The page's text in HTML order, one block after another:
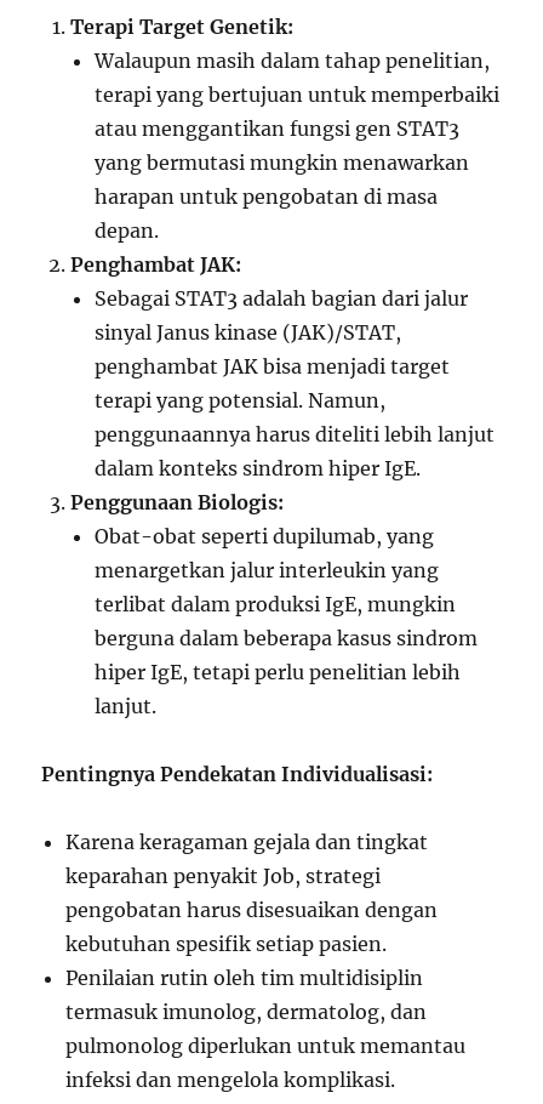
Terapi Target Genetik:
Walaupun masih dalam tahap penelitian,
terapi yang bertujuan untuk memperbaiki
atau menggantikan fungsi gen STAT3
yang bermutasi mungkin menawarkan
harapan untuk pengobatan di masa
depan.
Penghambat JAK:
Sebagai STAT3 adalah bagian dari jalur
sinyal Janus kinase (JAK)/STAT,
penghambat JAK bisa menjadi target
terapi yang potensial. Namun,
penggunaannya harus diteliti lebih lanjut
dalam konteks sindrom hiper IgE.
Penggunaan Biologis:
Obat-obat seperti dupilumab, yang
menargetkan jalur interleukin yang
terlibat dalam produksi IgE, mungkin
berguna dalam beberapa kasus sindrom
hiper IgE, tetapi perlu penelitian lebih
lanjut.
Pentingnya Pendekatan Individualisasi:
Karena keragaman gejala dan tingkat
keparahan penyakit Job, strategi
pengobatan harus disesuaikan dengan
kebutuhan spesifik setiap pasien.
Penilaian rutin oleh tim multidisiplin
termasuk imunolog, dermatolog, dan
pulmonolog diperlukan untuk memantau
infeksi dan mengelola komplikasi.